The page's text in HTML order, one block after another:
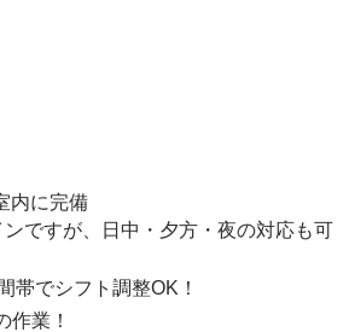
内に完備
ですが、日中・夕方・夜の対応も可
帯でシフト調整OK！
作業！